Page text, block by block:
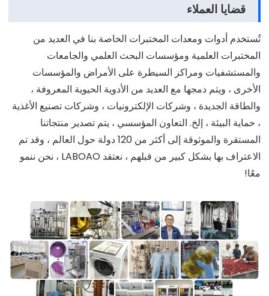
قضايا العملاء
تُستخدم أدوات ومعدات المختبرات الخاصة بنا في العديد من
المختبرات العلمية ومؤسسات البحث العلمي والجامعات
والمستشفيات ومراكز السيطرة على الأمراض والمؤسسات
الأخرى ، ويتم دمجها مع العديد من الأدوية الحيوية المعروفة ،
والطاقة الجديدة ، وشركات الإلكترونيات ، وشركات تصنيع الأغذية
، حماية البيئة ، إلخ. التعاون المؤسسي ، يتم تصدير منتجاتنا
المستقرة والموثوقة إلى أكثر من 120 دولة حول العالم ، وقد تم
الاعتراف بها بشكل كبير من قبلهم ، نعتقد LABOAO ، نحن ننمو
معًا!